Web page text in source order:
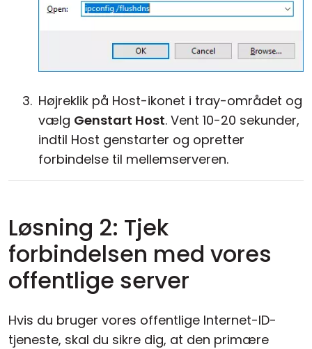
Højreklik på Host-ikonet i tray-området og
vælg Genstart Host. Vent 10-20 sekunder,
indtil Host genstarter og opretter
forbindelse til mellemserveren.
Løsning 2: Tjek
forbindelsen med vores
offentlige server
Hvis du bruger vores offentlige Internet-ID-
tjeneste, skal du sikre dig, at den primære